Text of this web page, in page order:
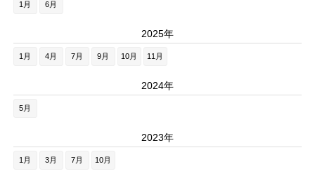
1月 6月
2025年
1月 4月 7月 9月 10月 11月
2024年
5月
2023年
1月 3月 7月 10月